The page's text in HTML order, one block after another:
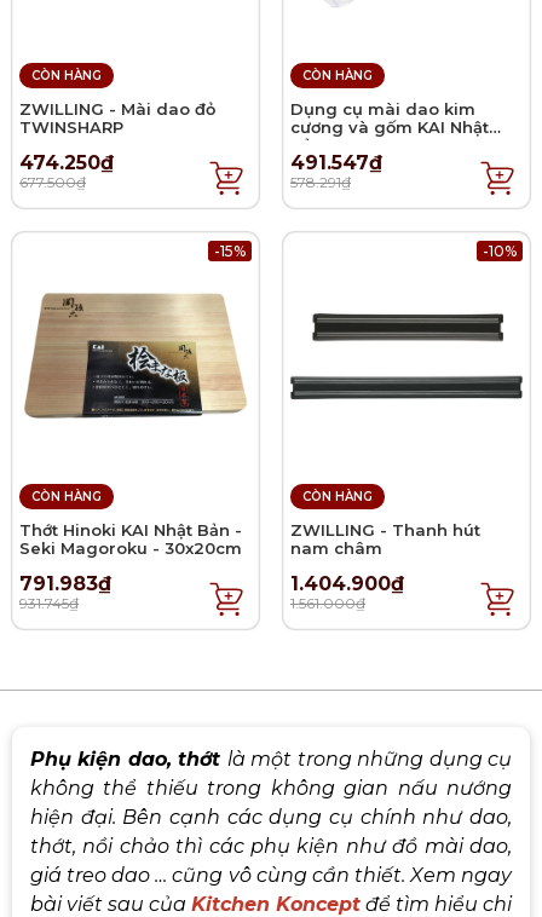
CÒN HÀNG
ZWILLING - Mài dao đỏ
TWINSHARP
474.250₫
677.500₫
CÒN HÀNG
Dụng cụ mài dao kim
cương và gốm KAI Nhật
Bản
491.547₫
578.291₫
-15%
CÒN HÀNG
Thớt Hinoki KAI Nhật Bản -
Seki Magoroku - 30x20cm
791.983₫
931.745₫
-10%
CÒN HÀNG
ZWILLING - Thanh hút
nam châm
1.404.900₫
1.561.000₫
Phụ kiện dao, thớt là một trong những dụng cụ
không thể thiếu trong không gian nấu nướng
hiện đại. Bên cạnh các dụng cụ chính như dao,
thớt, nồi chảo thì các phụ kiện như đồ mài dao,
giá treo dao … cũng vô cùng cần thiết. Xem ngay
bài viết sau của Kitchen Koncept để tìm hiểu chi